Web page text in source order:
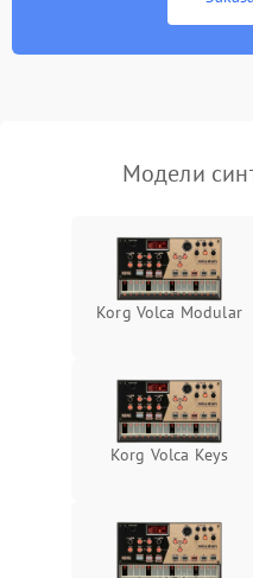
Модели
Korg Volca Modular
Korg Volca Keys